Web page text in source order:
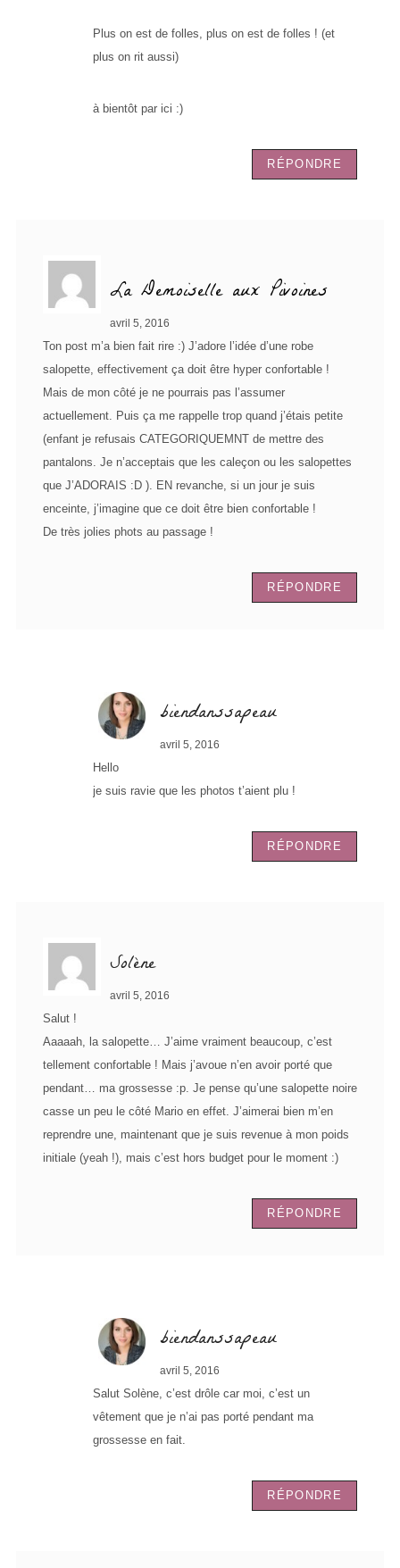
Plus on est de folles, plus on est de folles ! (et
plus on rit aussi)
à bientôt par ici :)
RÉPONDRE
La Demoiselle aux Pivoines
avril 5, 2016
Ton post m’a bien fait rire :) J’adore l’idée d’une robe
salopette, effectivement ça doit être hyper confortable !
Mais de mon côté je ne pourrais pas l’assumer
actuellement. Puis ça me rappelle trop quand j’étais petite
(enfant je refusais CATEGORIQUEMNT de mettre des
pantalons. Je n’acceptais que les caleçon ou les salopettes
que J’ADORAIS :D ). EN revanche, si un jour je suis
enceinte, j’imagine que ce doit être bien confortable !
De très jolies phots au passage !
RÉPONDRE
biendanssapeau
avril 5, 2016
Hello
je suis ravie que les photos t’aient plu !
RÉPONDRE
Solène
avril 5, 2016
Salut !
Aaaaah, la salopette… J’aime vraiment beaucoup, c’est
tellement confortable ! Mais j’avoue n’en avoir porté que
pendant… ma grossesse :p. Je pense qu’une salopette noire
casse un peu le côté Mario en effet. J’aimerai bien m’en
reprendre une, maintenant que je suis revenue à mon poids
initiale (yeah !), mais c’est hors budget pour le moment :)
RÉPONDRE
biendanssapeau
avril 5, 2016
Salut Solène, c’est drôle car moi, c’est un
vêtement que je n’ai pas porté pendant ma
grossesse en fait.
RÉPONDRE